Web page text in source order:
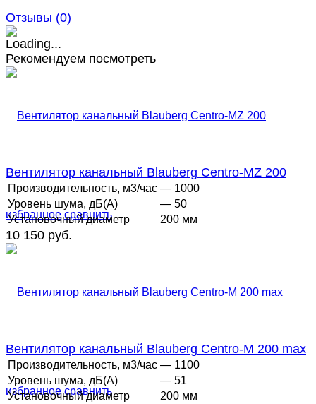
Отзывы (0)
Рекомендуем посмотреть
избранное сравнить
Вентилятор канальный Blauberg Centro-MZ 200
Производительность, м3/час — 1000
Уровень шума, дБ(А)
— 50
Установочный диаметр
200 мм
10 150 руб.
избранное сравнить
Вентилятор канальный Blauberg Centro-M 200 max
Производительность, м3/час — 1100
Уровень шума, дБ(А)
— 51
Установочный диаметр
200 мм